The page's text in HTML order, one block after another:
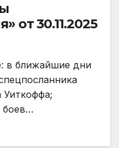
от 30.11.2025
в ближайшие дни
боев…